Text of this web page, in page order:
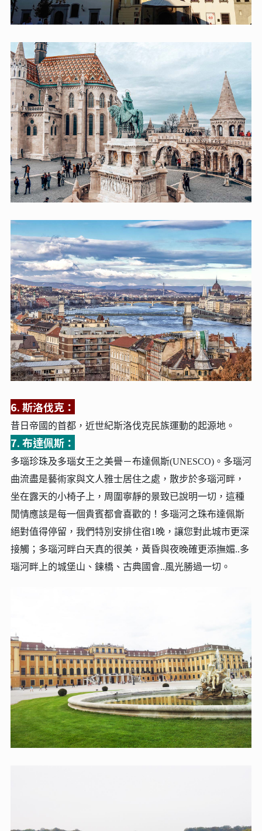
6. 斯洛伐克：
昔日帝國的首都，近世紀斯洛伐克民族運動的起源地。
7. 布達佩斯：
多瑙珍珠及多瑙女王之美譽－布達佩斯(UNESCO)。多瑙河
曲流盡是藝術家與文人雅士居住之處，散步於多瑙河畔，
坐在露天的小椅子上，周圍寧靜的景致已說明一切，這種
閒情應該是每一個貴賓都會喜歡的！多瑙河之珠布達佩斯
絕對值得停留，我們特別安排住宿1晚，讓您對此城市更深
接觸；多瑙河畔白天真的很美，黃昏與夜晚確更添撫媚..多
瑙河畔上的城堡山、鍊橋、古典國會..風光勝過一切。